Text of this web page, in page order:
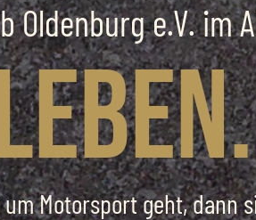
e.V. im
um Motorsport geht, dann